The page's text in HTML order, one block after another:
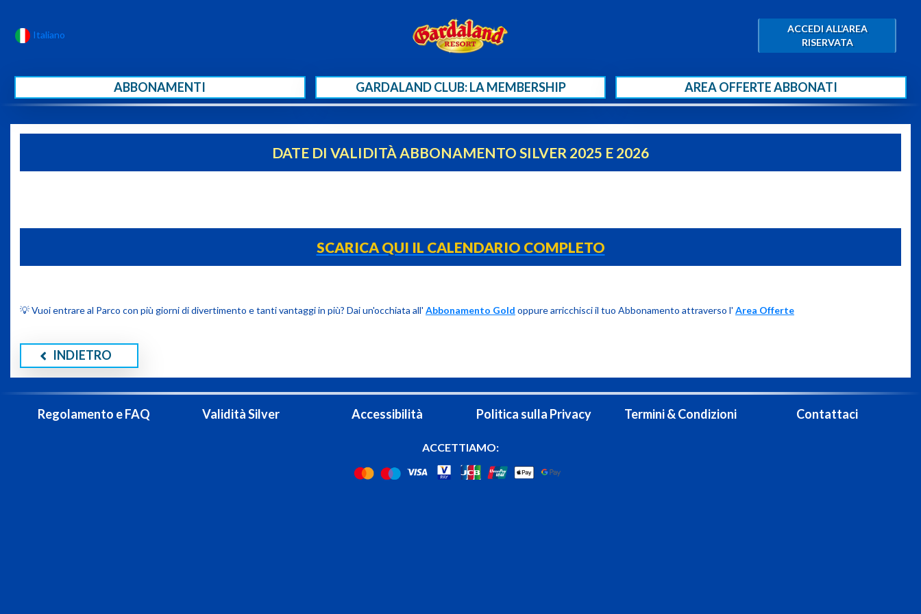
Italiano
ACCEDI ALL’AREA
RISERVATA
ABBONAMENTI GARDALAND CLUB: LA MEMBERSHIP AREA OFFERTE ABBONATI
DATE DI VALIDITÀ ABBONAMENTO SILVER 2025 E 2026
SCARICA QUI IL CALENDARIO COMPLETO
💡 Vuoi entrare al Parco con più giorni di divertimento e tanti vantaggi in più? Dai un'occhiata all' Abbonamento Gold oppure arricchisci il tuo Abbonamento attraverso l' Area Offerte
INDIETRO
Regolamento e FAQ Validità Silver Accessibilità Politica sulla Privacy Termini & Condizioni Contattaci
ACCETTIAMO: